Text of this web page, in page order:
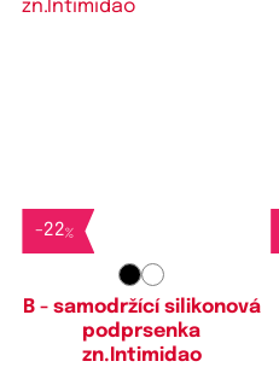
-22%
B - samodržící silikonová
podprsenka
zn.Intimidao